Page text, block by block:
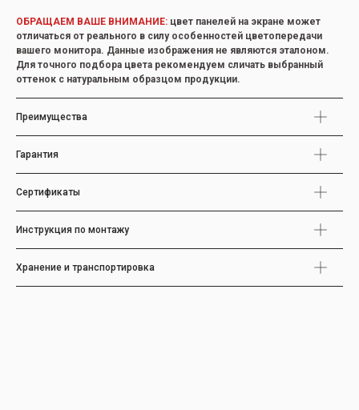
ОБРАЩАЕМ ВАШЕ ВНИМАНИЕ: цвет панелей на экране может
отличаться от реального в силу особенностей цветопередачи
вашего монитора. Данные изображения не являются эталоном.
Для точного подбора цвета рекомендуем сличать выбранный
оттенок с натуральным образцом продукции.
Преимущества
Гарантия
Сертификаты
Инструкция по монтажу
Хранение и транспортировка